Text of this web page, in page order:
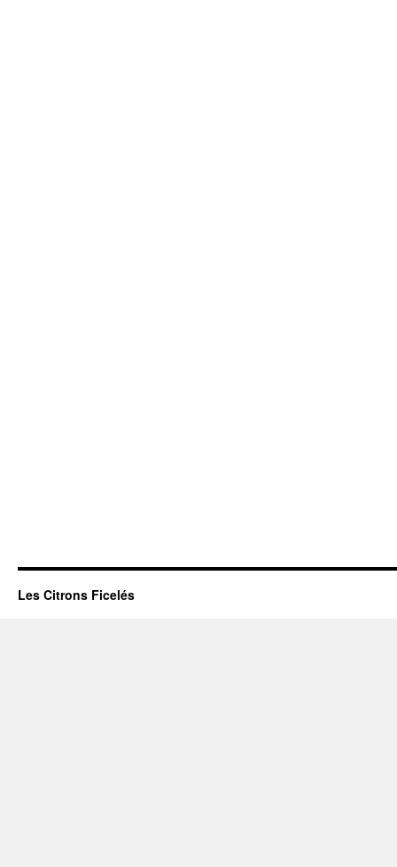
Les Citrons Ficelés